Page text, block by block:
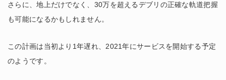
さらに、地上だけでなく、30万を超えるデブリの正確な軌道把握
も可能になるかもしれません。
この計画は当初より1年遅れ、2021年にサービスを開始する予定
のようです。